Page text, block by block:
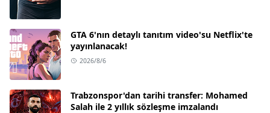
GTA 6'nın detaylı tanıtım video'su Netflix'te
yayınlanacak!
2026/8/6
Trabzonspor'dan tarihi transfer: Mohamed
Salah ile 2 yıllık sözleşme imzalandı